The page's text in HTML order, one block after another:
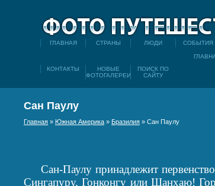
ГЛАВНАЯ СТРАНЫ ЛЮДИ СОБЫТИЯ
КОНТАКТЫ
НОВЫЕ
ФОТОГАЛЕРЕИ
ПОИСК ПО
САЙТУ
Сан Паулу
Главная » Южная Америка » Бразилия » Сан Паулу
Сан-Паулу принадлежит
Сингапуру, Гонконгу или Шанхаю!